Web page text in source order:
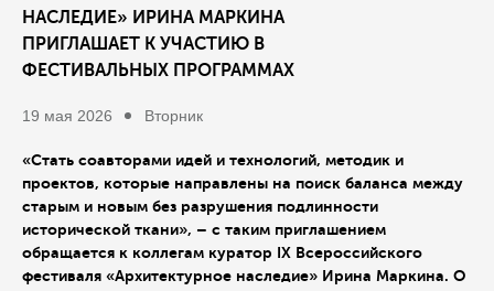
НАСЛЕДИЕ» ИРИНА МАРКИНА
ПРИГЛАШАЕТ К УЧАСТИЮ В
ФЕСТИВАЛЬНЫХ ПРОГРАММАХ
19 мая 2026 Вторник
«Стать соавторами идей и технологий, методик и
проектов, которые направлены на поиск баланса между
старым и новым без разрушения подлинности
исторической ткани», – с таким приглашением
обращается к коллегам куратор IX Всероссийского
фестиваля «Архитектурное наследие» Ирина Маркина. О